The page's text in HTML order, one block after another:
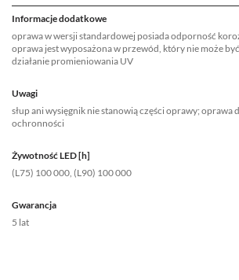
Informacje dodatkowe
oprawa w wersji standardowej posiada odporność
oprawa jest wyposażona w przewód, który nie może
działanie promieniowania UV
Uwagi
słup ani wysięgnik nie stanowią części oprawy; oprawa
ochronności
Żywotność LED [h]
(L75) 100 000, (L90) 100 000
Gwarancja
5 lat